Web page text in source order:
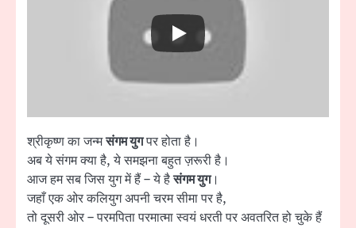
श्रीकृष्ण का जन्मसंगम युगपर होता है।
अब ये संगम क्या है, ये समझना बहुत ज़रूरी है।
आज हम सब जिस युग में हैं – ये हैसंगम युग।
जहाँ एक ओर कलियुग अपनी चरम सीमा पर है,
तो दूसरी ओर – परमपिता परमात्मा स्वयं धरती पर अवतरित हो चुके हैं